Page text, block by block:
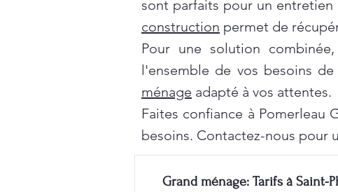
sont parfaits pour un
construction permet de
Pour une solution
l'ensemble de vos besoins
ménage adapté à vos attentes.
Faites confiance à Pomerleau
besoins. Contactez-nous pour
Grand ménage: Tarifs à Saint-